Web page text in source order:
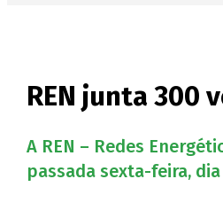
REN junta 300
A REN – Redes
passada sexta-feira,